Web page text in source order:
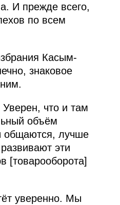
И прежде всего,
по всем
Касым-
знаковое
что и там
объём
общаются, лучше
эти
[товарооборота]
уверенно. Мы